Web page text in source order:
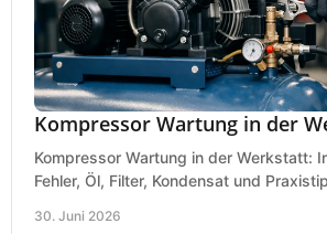
Kompressor Wartung in der
Kompressor Wartung in der Werkstatt:
Fehler, Öl, Filter, Kondensat und
30. Juni 2026